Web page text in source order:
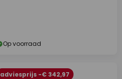
Op voorraad
adviesprijs -€ 342,97